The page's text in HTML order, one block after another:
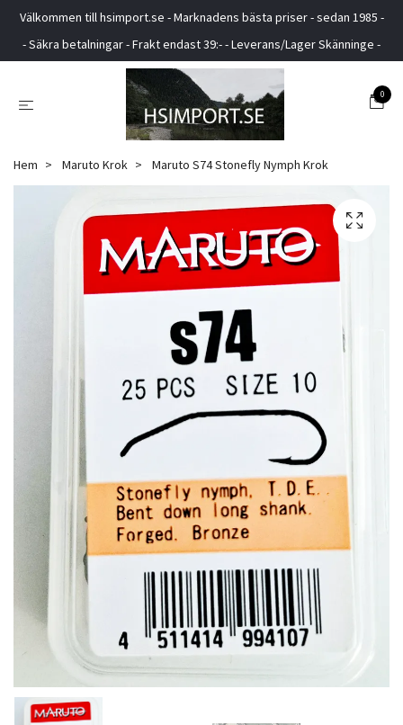
Välkommen till hsimport.se - Marknadens bästa priser - sedan 1985 -
- Säkra betalningar - Frakt endast 39:- - Leverans/Lager Skänninge -
0
Hem Maruto Krok Maruto S74 Stonefly Nymph Krok